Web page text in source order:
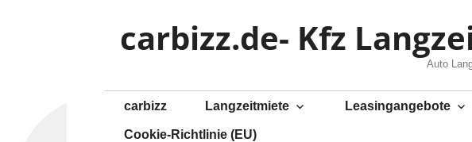
carbizz.de- Kfz
Auto
carbizz Langzeitmiete Leasingangebote
Cookie-Richtlinie (EU)